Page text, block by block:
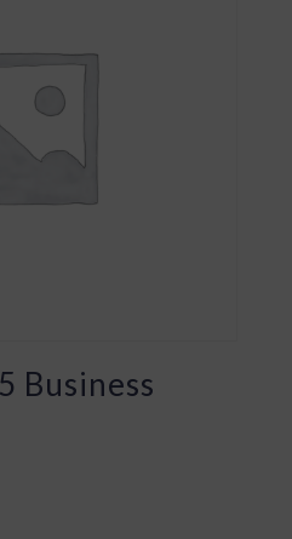
Business